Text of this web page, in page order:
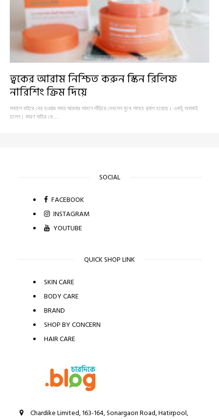
ত্বকের আরাম নিশ্চিত করুন স্কিন রিলিফ
নারিশিং ক্রিম দিয়ে
সকালে বাইরে বের হওয়ার সময় আয়নার সামনে দাঁড়িয়ে দেখলেন মুখে লালচে র‍্যাশ হয়েছে। একটু অবাকই
হলেন। কারণ বাহির থে…
SOCIAL
FACEBOOK
INSTAGRAM
YOUTUBE
QUICK SHOP LINK
SKIN CARE
BODY CARE
BRAND
SHOP BY CONCERN
HAIR CARE
Chardike Limited, 163-164, Sonargaon Road, Hatirpool,